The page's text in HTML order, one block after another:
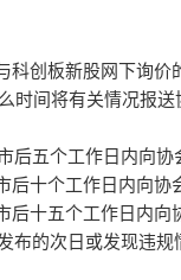
科创板新股网下询价
时间将有关情况报
后五个工作日内向协
后十个工作日内向协
后十五个工作日内向
布的次日或发现违